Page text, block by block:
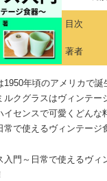
目次
著者
1950年頃のアメリカで
ルクグラスはヴィンテー
イセンスで可愛くどんな
常で使えるヴィンテージ
入門～日常で使えるヴィ